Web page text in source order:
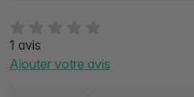
1 avis
Ajouter votre avis